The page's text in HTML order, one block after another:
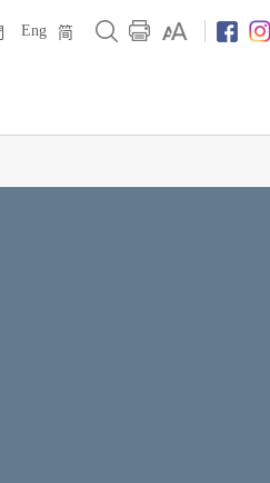
Eng 简